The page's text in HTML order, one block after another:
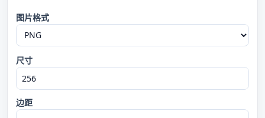
图片格式
尺寸
边距